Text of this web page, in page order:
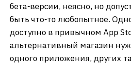
бета-версии, неясно, но
быть что-то любопытное.
доступно в привычном App
альтернативный магазин
одного приложения, других